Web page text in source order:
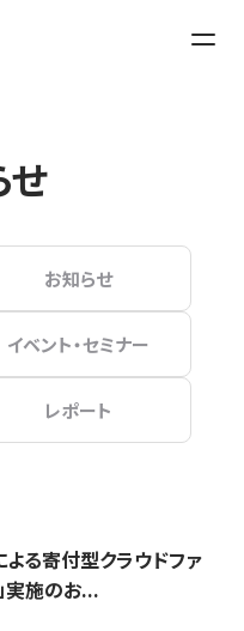
せ
お知らせ
イベント・セミナー
レポート
る寄付型クラウドファ
実施のお...